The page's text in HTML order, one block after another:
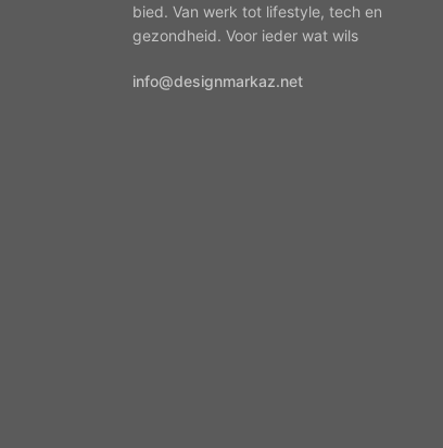
bied. Van werk tot lifestyle, tech en
gezondheid. Voor ieder wat wils
info@designmarkaz.net